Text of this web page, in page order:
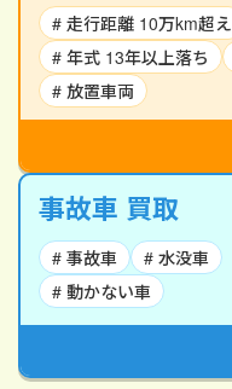
# 走行距離 10万km超え
# 年式 13年以上落ち
# 放置車両
事故車 買取
# 事故車
# 水没車
# 動かない車